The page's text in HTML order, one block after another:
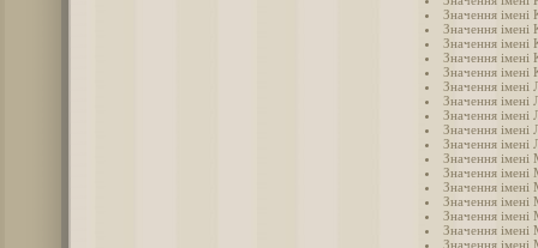
Значення імені
Значення імені
Значення імені
Значення імені
Значення імені
Значення імені
Значення імені
Значення імені
Значення імені
Значення імені
Значення імені
Значення імені
Значення імені
Значення імені
Значення імені
Значення імені
Значення імені